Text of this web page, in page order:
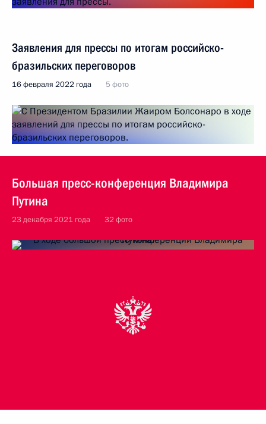
Заявления для прессы по итогам российско-
бразильских переговоров
16 февраля 2022 года 5 фото
Большая пресс-конференция Владимира
Путина
23 декабря 2021 года 32 фото